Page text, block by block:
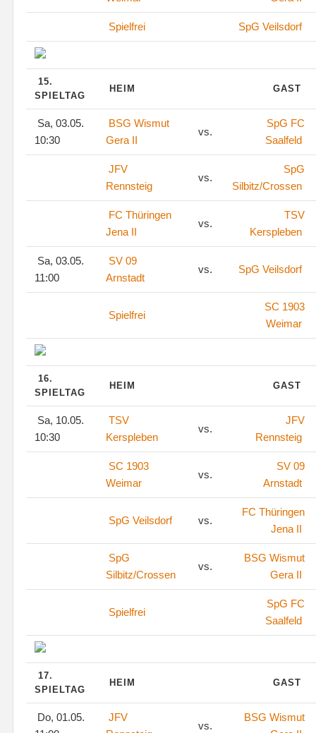
Spielfrei SpG Veilsdorf
15.
SPIELTAG
HEIM GAST
Sa, 03.05.
10:30
BSG Wismut
Gera II
vs.
SpG FC
Saalfeld
JFV
Rennsteig
vs.
SpG
Silbitz/Crossen
FC Thüringen
Jena II
vs.
TSV
Kerspleben
Sa, 03.05.
11:00
SV 09
Arnstadt
vs. SpG Veilsdorf
Spielfrei
SC 1903
Weimar
16.
SPIELTAG
HEIM GAST
Sa, 10.05.
10:30
TSV
Kerspleben
vs.
JFV
Rennsteig
SC 1903
Weimar
vs.
SV 09
Arnstadt
SpG Veilsdorf vs.
FC Thüringen
Jena II
SpG
Silbitz/Crossen
vs.
BSG Wismut
Gera II
Spielfrei
SpG FC
Saalfeld
17.
SPIELTAG
HEIM GAST
Do, 01.05.
JFV
vs.
BSG Wismut